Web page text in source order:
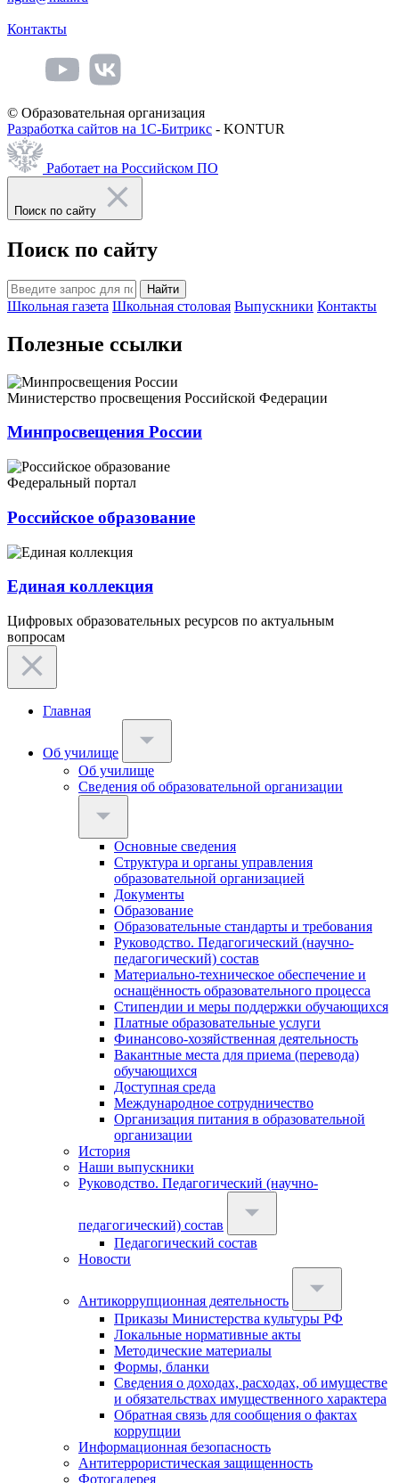
Контакты
© Образовательная организация
Разработка сайтов на 1С-Битрикс - KONTUR
Работает на Российском ПО
Поиск по сайту
Поиск по сайту
Найти
Школьная газета Школьная столовая Выпускники Контакты
Полезные ссылки
Министерство просвещения Российской Федерации
Минпросвещения России
Федеральный портал
Российское образование
Единая коллекция
Цифровых образовательных ресурсов по актуальным
вопросам
Главная
Об училище
Об училище
Сведения об образовательной организации
Основные сведения
Структура и органы управления
образовательной организацией
Документы
Образование
Образовательные стандарты и требования
Руководство. Педагогический (научно-
педагогический) состав
Материально-техническое обеспечение и
оснащённость образовательного процесса
Стипендии и меры поддержки обучающихся
Платные образовательные услуги
Финансово-хозяйственная деятельность
Вакантные места для приема (перевода)
обучающихся
Доступная среда
Международное сотрудничество
Организация питания в образовательной
организации
История
Наши выпускники
Руководство. Педагогический (научно-
педагогический) состав
Педагогический состав
Новости
Антикоррупционная деятельность
Приказы Министерства культуры РФ
Локальные нормативные акты
Методические материалы
Формы, бланки
Сведения о доходах, расходах, об имуществе
и обязательствах имущественного характера
Обратная связь для сообщения о фактах
коррупции
Информационная безопасность
Антитеррористическая защищенность
Фотогалерея